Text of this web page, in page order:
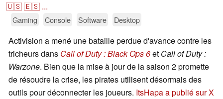
🇺🇸🇪🇸 ...
Gaming Console Software Desktop
Activision a mené une bataille perdue d'avance contre les
tricheurs dans Call of Duty : Black Ops 6et Call of Duty :
Warzone. Bien que la mise à jour de la saison 2 promette
de résoudre la crise, les pirates utilisent désormais des
outils pour déconnecter les joueurs. ItsHapa a publié sur X